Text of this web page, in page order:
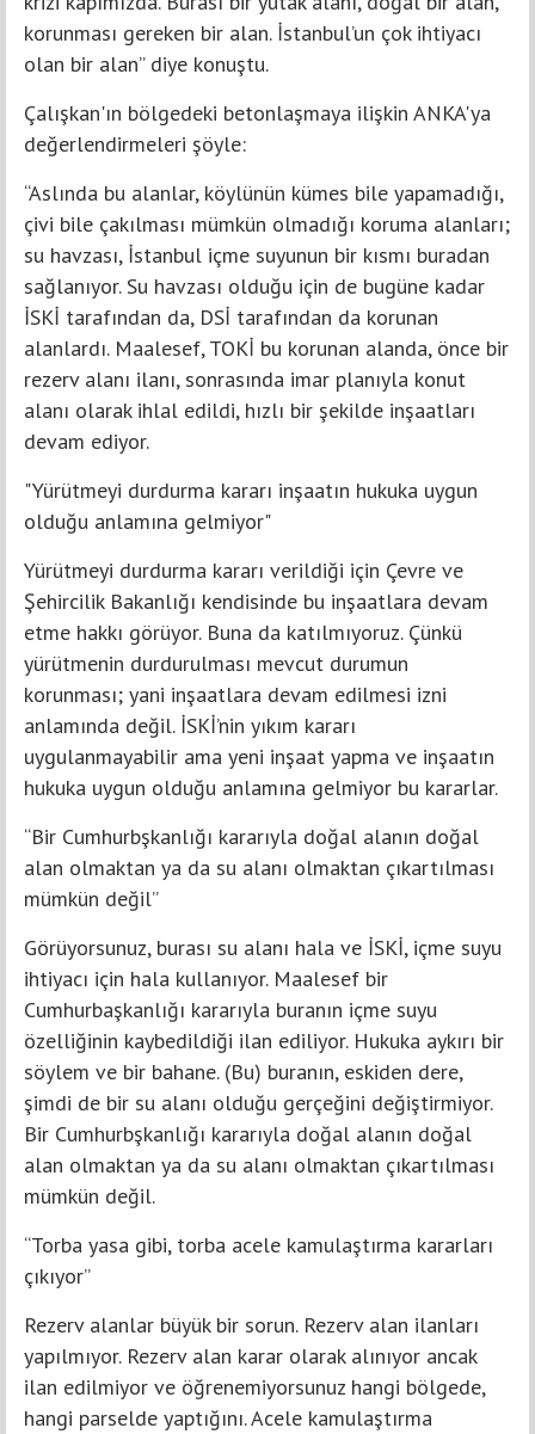
korunması gereken bir alan. İstanbul’un çok ihtiyacı
olan bir alan” diye konuştu.
Çalışkan'ın bölgedeki betonlaşmaya ilişkin ANKA'ya
değerlendirmeleri şöyle:
“Aslında bu alanlar, köylünün kümes bile yapamadığı,
çivi bile çakılması mümkün olmadığı koruma alanları;
su havzası, İstanbul içme suyunun bir kısmı buradan
sağlanıyor. Su havzası olduğu için de bugüne kadar
İSKİ tarafından da, DSİ tarafından da korunan
alanlardı. Maalesef, TOKİ bu korunan alanda, önce bir
rezerv alanı ilanı, sonrasında imar planıyla konut
alanı olarak ihlal edildi, hızlı bir şekilde inşaatları
devam ediyor.
"Yürütmeyi durdurma kararı inşaatın hukuka uygun
olduğu anlamına gelmiyor"
Yürütmeyi durdurma kararı verildiği için Çevre ve
Şehircilik Bakanlığı kendisinde bu inşaatlara devam
etme hakkı görüyor. Buna da katılmıyoruz. Çünkü
yürütmenin durdurulması mevcut durumun
korunması; yani inşaatlara devam edilmesi izni
anlamında değil. İSKİ’nin yıkım kararı
uygulanmayabilir ama yeni inşaat yapma ve inşaatın
hukuka uygun olduğu anlamına gelmiyor bu kararlar.
“Bir Cumhurbşkanlığı kararıyla doğal alanın doğal
alan olmaktan ya da su alanı olmaktan çıkartılması
mümkün değil”
Görüyorsunuz, burası su alanı hala ve İSKİ, içme suyu
ihtiyacı için hala kullanıyor. Maalesef bir
Cumhurbaşkanlığı kararıyla buranın içme suyu
özelliğinin kaybedildiği ilan ediliyor. Hukuka aykırı bir
söylem ve bir bahane. (Bu) buranın, eskiden dere,
şimdi de bir su alanı olduğu gerçeğini değiştirmiyor.
Bir Cumhurbşkanlığı kararıyla doğal alanın doğal
alan olmaktan ya da su alanı olmaktan çıkartılması
mümkün değil.
“Torba yasa gibi, torba acele kamulaştırma kararları
çıkıyor”
Rezerv alanlar büyük bir sorun. Rezerv alan ilanları
yapılmıyor. Rezerv alan karar olarak alınıyor ancak
ilan edilmiyor ve öğrenemiyorsunuz hangi bölgede,
hangi parselde yaptığını. Acele kamulaştırma